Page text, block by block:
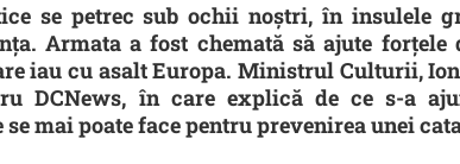
se petrec sub ochii noștri, în insulele
Armata a fost chemată să ajute
iau cu asalt Europa. Ministrul Culturii,
DCNews, în care explică de ce s-a
se mai poate face pentru prevenirea unei